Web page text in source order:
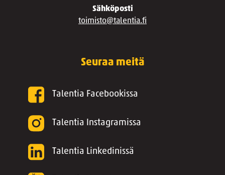
Sähköposti
toimisto@talentia.fi
Seuraa meitä
Talentia Facebookissa
Talentia Instagramissa
Talentia Linkedinissä